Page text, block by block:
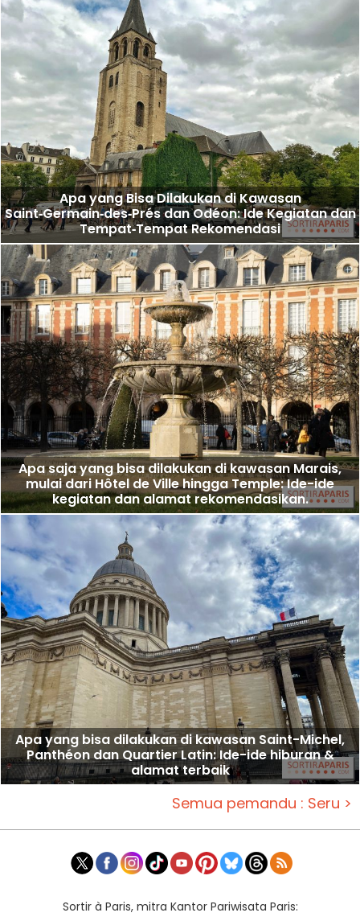
Apa yang Bisa Dilakukan di Kawasan
Saint‑Germain‑des‑Prés dan Odéon: Ide Kegiatan dan
Tempat‑Tempat Rekomendasi
Apa saja yang bisa dilakukan di kawasan Marais,
mulai dari Hôtel de Ville hingga Temple: Ide-ide
kegiatan dan alamat rekomendasikan.
Apa yang bisa dilakukan di kawasan Saint-Michel,
Panthéon dan Quartier Latin: Ide-ide hiburan &
alamat terbaik
Semua pemandu : Seru >
Sortir à Paris, mitra Kantor Pariwisata Paris: